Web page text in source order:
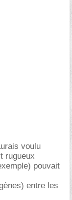
voulu
rugueux
pouvait
entre les